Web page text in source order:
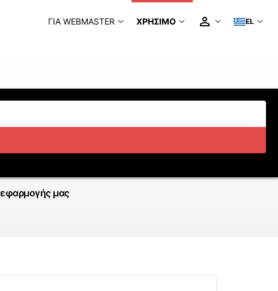
ΓΙΑ WEBMASTER ΧΡΉΣΙΜΟ EL
μας